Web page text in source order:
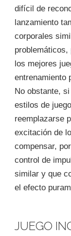
difícil de
lanzamiento
corporales
problemáticos,
los mejores
entrenamiento
No obstante,
estilos de
reemplazarse
excitación de
compensar,
control de
similar y que
el efecto
JUEGO